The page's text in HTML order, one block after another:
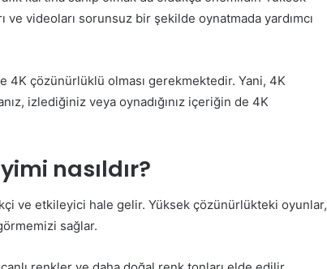
videoları sorunsuz bir şekilde oynatmada yardımcı
çözünürlüklü olması gerekmektedir. Yani, 4K
izlediğiniz veya oynadığınız içeriğin de 4K
nasıldır?
ve etkileyici hale gelir. Yüksek çözünürlükteki oyunlar,
sağlar.